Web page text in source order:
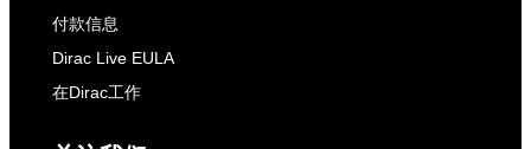
付款信息
Dirac Live EULA
在Dirac工作